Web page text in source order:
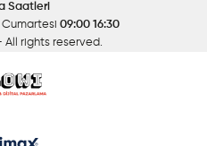
Saatleri
Cumartesi 09:00 16:30
All rights reserved.